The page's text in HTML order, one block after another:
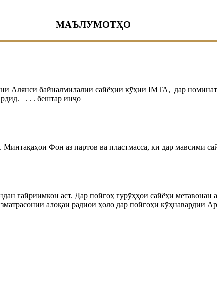
МАЪЛУМОТҲО
Алянси байналмилалии сайёҳии кӯҳии IMTA, дар
. . . бештар инҷо
Фон аз партов ва пластмасса, ки дар мавсими
ғайриимкон аст. Дар пойгоҳ гурӯҳҳои сайёҳӣ метавонан
алоқаи радиоӣ ҳоло дар пойгоҳи кӯҳнавардии